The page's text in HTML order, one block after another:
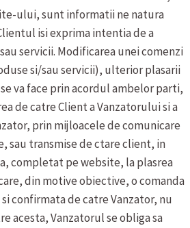
ului, sunt informatii ne natura
isi exprima intentia de a
servicii. Modificarea unei comenzi
si/sau servicii), ulterior plasarii
va face prin acordul ambelor parti,
de catre Client a Vanzatorului si a
prin mijloacele de comunicare
sau transmise de ctare client, in
completat pe website, la plasrea
din motive obiective, o comanda
confirmata de catre Vanzator, nu
acesta, Vanzatorul se obliga sa